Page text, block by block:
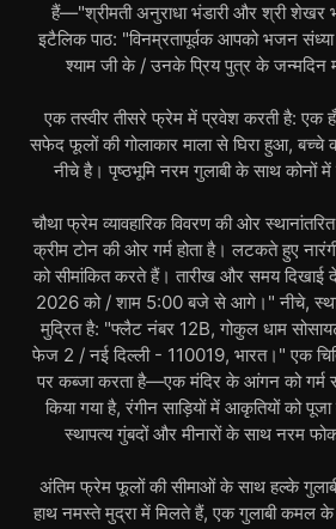
हैं—"श्रीमती अनुराधा भंडारी और श्री शेखर
इटैलिक पाठ: "विनम्रतापूर्वक आपको भजन
श्याम जी के / उनके प्रिय पुत्र के
एक तस्वीर तीसरे फ्रेम में प्रवेश करती है: एक
सफेद फूलों की गोलाकार माला से घिरा हुआ, बच्चे
नीचे है। पृष्ठभूमि नरम गुलाबी के साथ कोनों
चौथा फ्रेम व्यावहारिक विवरण की ओर
क्रीम टोन की ओर गर्म होता है। लटकते हुए
को सीमांकित करते हैं। तारीख और समय
2026 को / शाम 5:00 बजे से आगे।" नीचे,
मुद्रित है: "फ्लैट नंबर 12B, गोकुल धाम
फेज 2 / नई दिल्ली - 110019, भारत।" एक
पर कब्जा करता है—एक मंदिर के आंगन को गर्म
किया गया है, रंगीन साड़ियों में आकृतियों को
स्थापत्य गुंबदों और मीनारों के साथ नरम
अंतिम फ्रेम फूलों की सीमाओं के साथ हल्के
हाथ नमस्ते मुद्रा में मिलते हैं, एक गुलाबी कमल